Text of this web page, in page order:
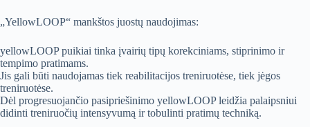
„YellowLOOP“ mankštos juostų naudojimas:
yellowLOOP puikiai tinka įvairių tipų korekciniams, stiprinimo ir
tempimo pratimams.
Jis gali būti naudojamas tiek reabilitacijos treniruotėse, tiek jėgos
treniruotėse.
Dėl progresuojančio pasipriešinimo yellowLOOP leidžia palaipsniui
didinti treniruočių intensyvumą ir tobulinti pratimų techniką.